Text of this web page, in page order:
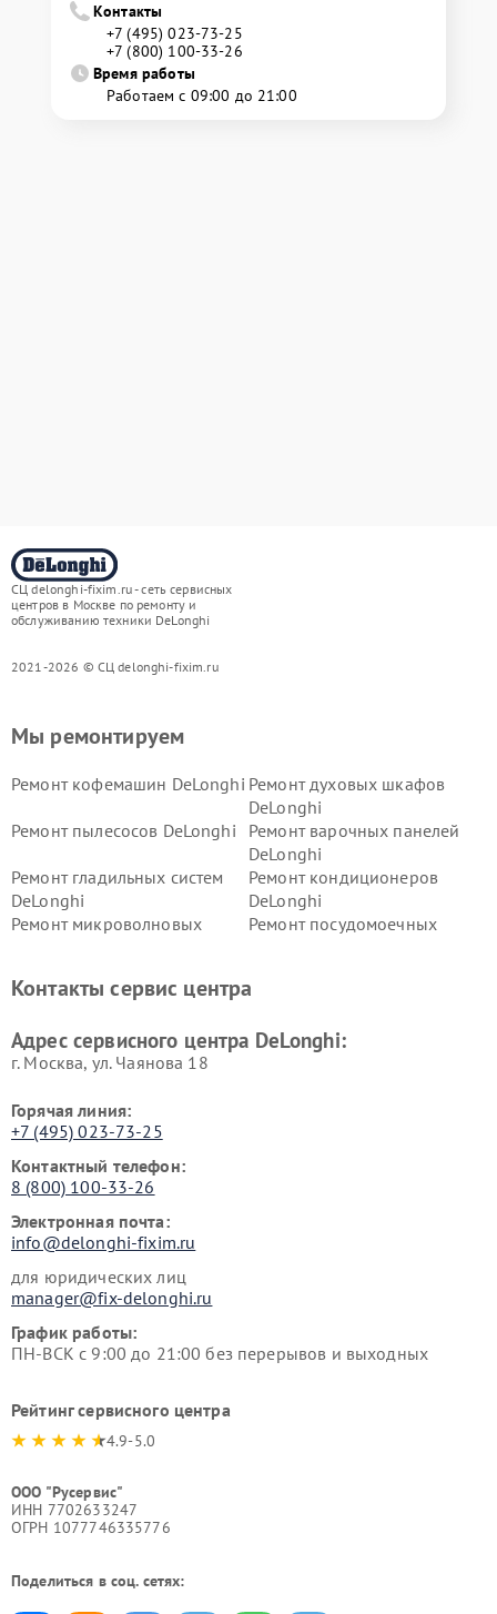
Контакты
+7 (495) 023-73-25
+7 (800) 100-33-26
Время работы
Работаем с 09:00 до 21:00
СЦ delonghi-fixim.ru - сеть сервисных
центров в Москве по ремонту и
обслуживанию техники DeLonghi
2021-2026 © СЦ delonghi-fixim.ru
Мы ремонтируем
Ремонт кофемашин DeLonghi Ремонт духовых шкафов
DeLonghi
Ремонт пылесосов DeLonghi
Ремонт варочных панелей
DeLonghi
Ремонт гладильных систем
DeLonghi
Ремонт кондиционеров
DeLonghi
Ремонт микроволновых
Ремонт посудомоечных
DeLonghi
DeLonghi
Контакты сервис центра
Адрес сервисного центра DeLonghi:
г. Москва, ул. Чаянова 18
Горячая линия:
+7 (495) 023-73-25
Контактный телефон:
8 (800) 100-33-26
Электронная почта:
info@delonghi-fixim.ru
для юридических лиц
manager@fix-delonghi.ru
График работы:
ПН-ВСК с 9:00 до 21:00 без перерывов и выходных
Рейтинг сервисного центра
4.9-5.0
ООО "Русервис"
ИНН 7702633247
ОГРН 1077746335776
Поделиться в соц. сетях: